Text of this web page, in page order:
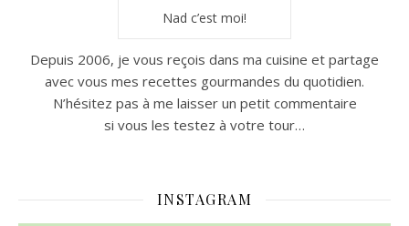
Nad c’est moi!
Depuis 2006, je vous reçois dans ma cuisine et partage
avec vous mes recettes gourmandes du quotidien.
N’hésitez pas à me laisser un petit commentaire
si vous les testez à votre tour…
INSTAGRAM